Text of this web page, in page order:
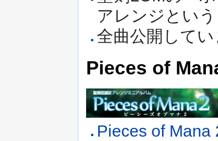
アレンジとい
全曲公開して
Pieces of
Pieces of Mana